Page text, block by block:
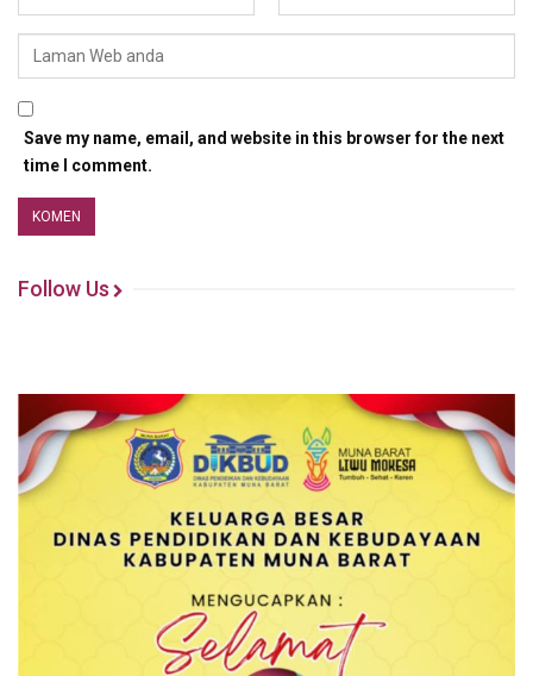
Save my name, email, and website in this browser for the next
time I comment.
Follow Us